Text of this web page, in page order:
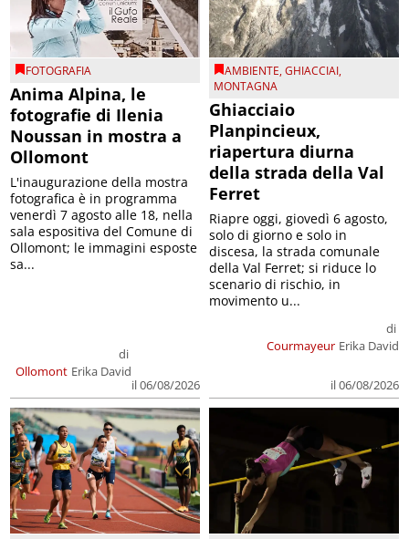
FOTOGRAFIA
Anima Alpina, le
fotografie di Ilenia
Noussan in mostra a
Ollomont
Ollomont
di
Erika David
il 06/08/2026
L'inaugurazione della mostra
fotografica è in programma
venerdì 7 agosto alle 18, nella
sala espositiva del Comune di
Ollomont; le immagini esposte
sa...
AMBIENTE,GHIACCIAI,
MONTAGNA
Ghiacciaio
Planpincieux,
riapertura diurna
della strada della Val
Ferret
Courmayeur
di
Erika David
il 06/08/2026
Riapre oggi, giovedì 6 agosto,
solo di giorno e solo in
discesa, la strada comunale
della Val Ferret; si riduce lo
scenario di rischio, in
movimento u...